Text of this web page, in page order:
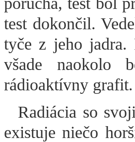
test dokončil.
tyče z jeho jadra.
všade naokolo
rádioaktívny
Radiácia so
existuje niečo